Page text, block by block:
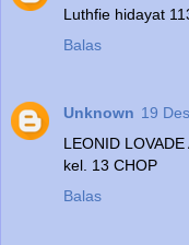
Luthfie hidayat
Balas
Unknown 19
LEONID
kel. 13 CHOP
Balas